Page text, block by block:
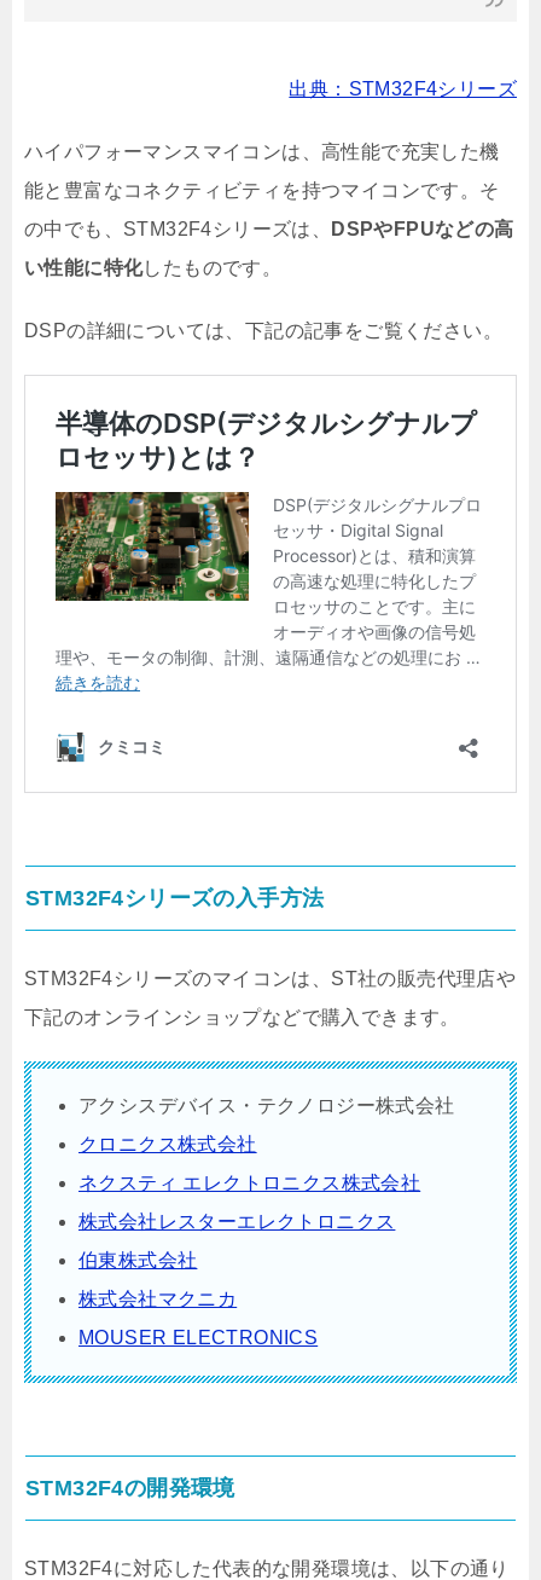
出典：STM32F4シリーズ
ハイパフォーマンスマイコンは、高性能で充実した機
能と豊富なコネクティビティを持つマイコンです。そ
の中でも、STM32F4シリーズは、
DSPやFPUなどの高
い性能に特化したものです。
DSPの詳細については、下記の記事をご覧ください。
STM32F4シリーズの入手方法
STM32F4シリーズのマイコンは、ST社の販売代理店や
下記のオンラインショップなどで購入できます。
アクシスデバイス・テクノロジー株式会社
クロニクス株式会社
ネクスティ エレクトロニクス株式会社
株式会社レスターエレクトロニクス
伯東株式会社
株式会社マクニカ
MOUSER ELECTRONICS
STM32F4の開発環境
STM32F4に対応した代表的な開発環境は、以下の通り